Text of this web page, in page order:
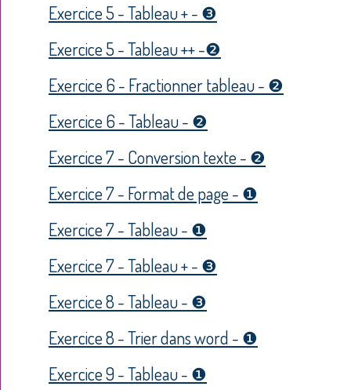
Exercice 5 - Tableau + - ❸
Exercice 5 - Tableau ++ -❷
Exercice 6 - Fractionner tableau - ❷
Exercice 6 - Tableau - ❷
Exercice 7 - Conversion texte - ❷
Exercice 7 - Format de page - ❶
Exercice 7 - Tableau - ❶
Exercice 7 - Tableau + - ❸
Exercice 8 - Tableau - ❸
Exercice 8 - Trier dans word - ❶
Exercice 9 - Tableau - ❶